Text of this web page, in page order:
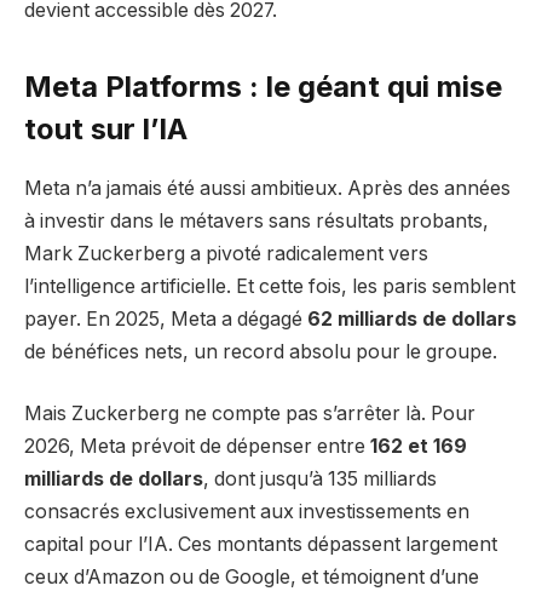
devient accessible dès 2027.
Meta Platforms : le géant qui mise
tout sur l’IA
Meta n’a jamais été aussi ambitieux. Après des années
à investir dans le métavers sans résultats probants,
Mark Zuckerberg a pivoté radicalement vers
l’intelligence artificielle. Et cette fois, les paris semblent
payer. En 2025, Meta a dégagé 62 milliards de dollars
de bénéfices nets, un record absolu pour le groupe.
Mais Zuckerberg ne compte pas s’arrêter là. Pour
2026, Meta prévoit de dépenser entre 162 et 169
milliards de dollars, dont jusqu’à 135 milliards
consacrés exclusivement aux investissements en
capital pour l’IA. Ces montants dépassent largement
ceux d’Amazon ou de Google, et témoignent d’une